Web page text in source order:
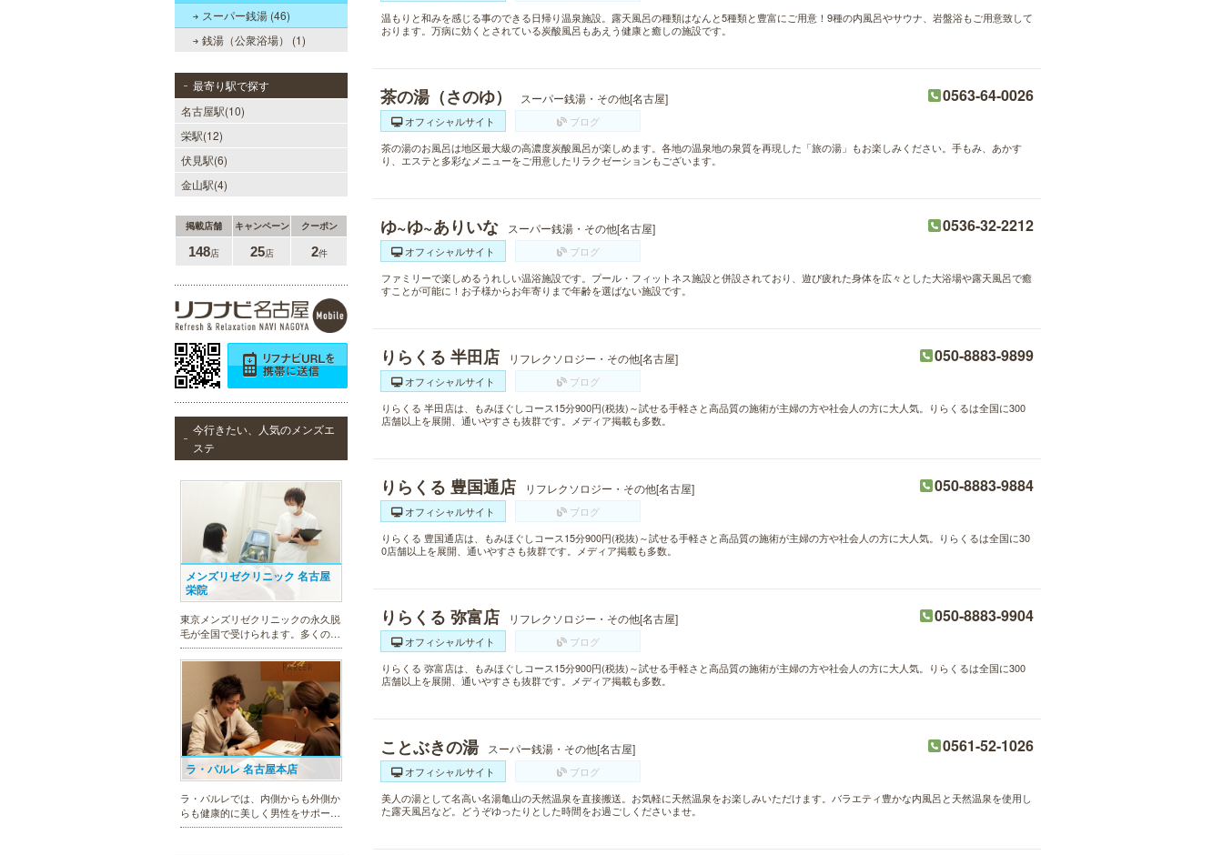
スーパー銭湯 (46)
銭湯（公衆浴場） (1)
最寄り駅で探す
名古屋駅(10)
栄駅(12)
伏見駅(6)
金山駅(4)
掲載店舗 キャンペーン クーポン
148店 25店 2件
今行きたい、人気のメンズエ
ステ
メンズリゼクリニック 名古屋
栄院
東京メンズリゼクリニックの永久脱
毛が全国で受けられます。多くの男
性患者様にご支持頂き、新宿1院か
ら始まったメンズリゼクリニック
が、現在では提携院含め全国10院を
展開するクリニックになりました。
ラ・パルレ 名古屋本店
ラ・パルレでは、内側からも外側か
らも健康的に美しく男性をサポー
ト。脱メタボリックやダイエット、
温もりと和みを感じる事のできる日帰り温泉施設。露天風呂の種類はなんと5種類と豊富にご用意！9種の内風呂やサウナ、岩盤浴もご用意致して
おります。万病に効くとされている炭酸風呂もあえう健康と癒しの施設です。
茶の湯（さのゆ） スーパー銭湯・その他[名古屋] 0563-64-0026
オフィシャルサイト
ブログ
茶の湯のお風呂は地区最大級の高濃度炭酸風呂が楽しめます。各地の温泉地の泉質を再現した「旅の湯」もお楽しみください。手もみ、あかす
り、エステと多彩なメニューをご用意したリラクゼーションもございます。
ゆ~ゆ~ありいな スーパー銭湯・その他[名古屋] 0536-32-2212
オフィシャルサイト
ブログ
ファミリーで楽しめるうれしい温浴施設です。プール・フィットネス施設と併設されており、遊び疲れた身体を広々とした大浴場や露天風呂で癒
すことが可能に！お子様からお年寄りまで年齢を選ばない施設です。
りらくる 半田店 リフレクソロジー・その他[名古屋] 050-8883-9899
オフィシャルサイト
ブログ
りらくる 半田店は、もみほぐしコース15分900円(税抜)～試せる手軽さと高品質の施術が主婦の方や社会人の方に大人気。りらくるは全国に300
店舗以上を展開、通いやすさも抜群です。メディア掲載も多数。
りらくる 豊国通店 リフレクソロジー・その他[名古屋] 050-8883-9884
オフィシャルサイト
ブログ
りらくる 豊国通店は、もみほぐしコース15分900円(税抜)～試せる手軽さと高品質の施術が主婦の方や社会人の方に大人気。りらくるは全国に30
0店舗以上を展開、通いやすさも抜群です。メディア掲載も多数。
りらくる 弥富店 リフレクソロジー・その他[名古屋] 050-8883-9904
オフィシャルサイト
ブログ
りらくる 弥富店は、もみほぐしコース15分900円(税抜)～試せる手軽さと高品質の施術が主婦の方や社会人の方に大人気。りらくるは全国に300
店舗以上を展開、通いやすさも抜群です。メディア掲載も多数。
ことぶきの湯 スーパー銭湯・その他[名古屋] 0561-52-1026
オフィシャルサイト
ブログ
美人の湯として名高い名湯亀山の天然温泉を直接搬送。お気軽に天然温泉をお楽しみいただけます。バラエティ豊かな内風呂と天然温泉を使用し
た露天風呂など。どうぞゆったりとした時間をお過ごしくださいませ。